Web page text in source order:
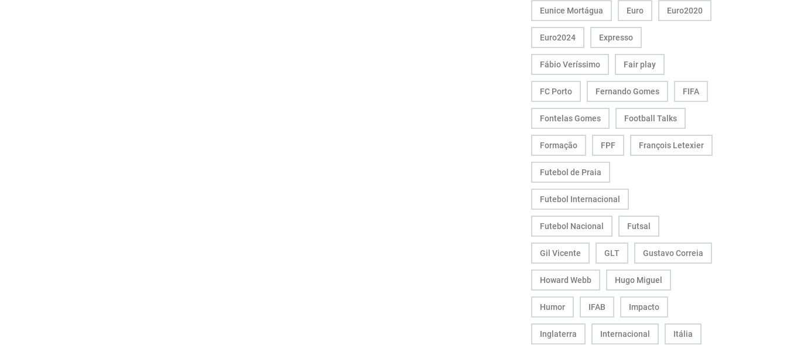
Eunice Mortágua Euro Euro2020
Euro2024 Expresso
Fábio Veríssimo Fair play
FC Porto Fernando Gomes FIFA
Fontelas Gomes Football Talks
Formação FPF François Letexier
Futebol de Praia
Futebol Internacional
Futebol Nacional Futsal
Gil Vicente GLT Gustavo Correia
Howard Webb Hugo Miguel
Humor IFAB Impacto
Inglaterra Internacional Itália